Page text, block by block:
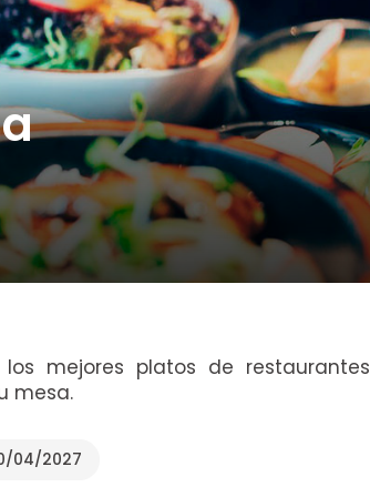
mejores platos de restaurantes
mesa.
04/2027